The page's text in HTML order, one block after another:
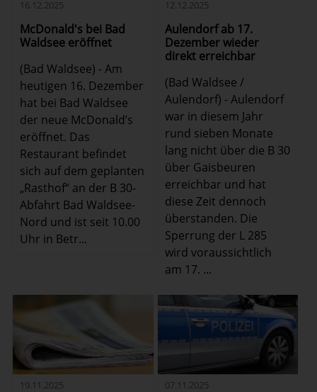
16.12.2025
McDonald's bei Bad
Waldsee eröffnet
(Bad Waldsee) - Am
heutigen 16. Dezember
hat bei Bad Waldsee
der neue McDonald’s
eröffnet. Das
Restaurant befindet
sich auf dem geplanten
„Rasthof“ an der B 30-
Abfahrt Bad Waldsee-
Nord und ist seit 10.00
Uhr in Betr...
12.12.2025
Aulendorf ab 17.
Dezember wieder
direkt erreichbar
(Bad Waldsee /
Aulendorf) - Aulendorf
war in diesem Jahr
rund sieben Monate
lang nicht über die B 30
über Gaisbeuren
erreichbar und hat
diese Zeit dennoch
überstanden. Die
Sperrung der L 285
wird voraussichtlich
am 17. ...
19.11.2025 07.11.2025